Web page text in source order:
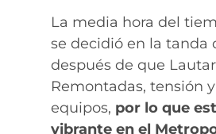
La media hora del
se decidió en la tanda
después de que
Remontadas, tensión
equipos, por lo que
vibrante en el